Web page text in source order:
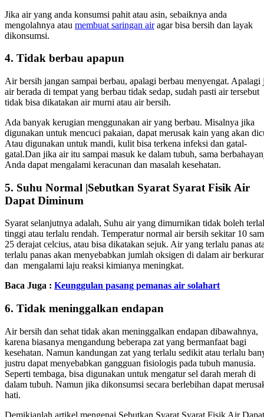
Jika air yang anda konsumsi pahit atau asin, sebaiknya anda
mengolahnya atau membuat saringan airagar bisa bersih dan layak
dikonsumsi.
4. Tidak berbau apapun
Air bersih jangan sampai berbau, apalagi berbau menyengat. Apalagi
air berada di tempat yang berbau tidak sedap, sudah pasti air tersebut
tidak bisa dikatakan air murni atau air bersih.
Ada banyak kerugian menggunakan air yang berbau. Misalnya jika
digunakan untuk mencuci pakaian, dapat merusak kain yang akan
Atau digunakan untuk mandi, kulit bisa terkena infeksi dan gatal-
gatal.Dan jika air itu sampai masuk ke dalam tubuh, sama
Anda dapat mengalami keracunan dan masalah kesehatan.
5. Suhu Normal |Sebutkan Syarat Syarat Fisik Air
Dapat Diminum
Syarat selanjutnya adalah, Suhu air yang dimurnikan tidak boleh
tinggi atau terlalu rendah. Temperatur normal air bersih sekitar 10
25 derajat celcius, atau bisa dikatakan sejuk. Air yang terlalu panas
terlalu panas akan menyebabkan jumlah oksigen di dalam air
dan mengalami laju reaksi kimianya meningkat.
Baca Juga : Keunggulan pasang pemanas air solahart
6. Tidak meninggalkan endapan
Air bersih dan sehat tidak akan meninggalkan endapan dibawahnya,
karena biasanya mengandung beberapa zat yang bermanfaat bagi
kesehatan. Namun kandungan zat yang terlalu sedikit atau terlalu
justru dapat menyebabkan gangguan fisiologis pada tubuh manusia.
Seperti tembaga, bisa digunakan untuk mengatur sel darah merah di
dalam tubuh. Namun jika dikonsumsi secara berlebihan dapat
hati.
Demikianlah artikel mengenai Sebutkan Syarat Syarat Fisik Air Dapat